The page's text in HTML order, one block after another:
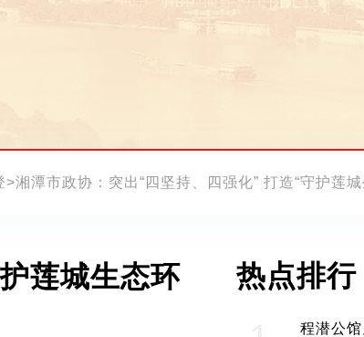
>湘潭市政协：突出“四坚持、四强化” 打造“守护莲
莲城生态环
热点排行
程潜公